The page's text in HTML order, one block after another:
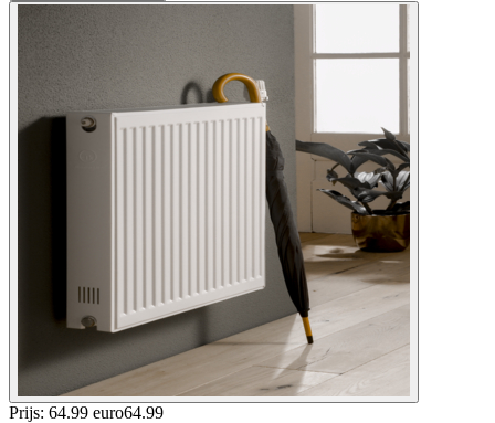
Prijs: 64.99 euro64.99